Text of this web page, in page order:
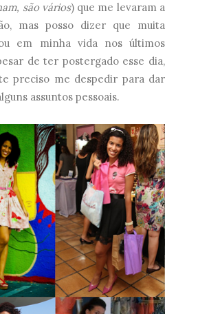
são vários) que me levaram a
mas posso dizer que muita
em minha vida nos últimos
de ter postergado esse dia,
preciso me despedir para dar
assuntos pessoais.